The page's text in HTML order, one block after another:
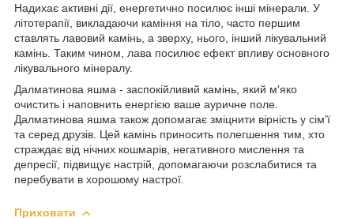
Надихає активні дії, енергетично посилює інші мінерали. У
літотерапії, викладаючи каміння на тіло, часто першим
ставлять лавовий камінь, а зверху, нього, інший лікувальний
камінь. Таким чином, лава посилює ефект впливу основного
лікувального мінералу.
Далматинова яшма - заспокійливий камінь, який м'яко
очистить і наповнить енергією ваше ауричне поле.
Далматинова яшма також допомагає зміцнити вірність у сім'ї
та серед друзів. Цей камінь приносить полегшення тим, хто
страждає від нічних кошмарів, негативного мислення та
депресії, підвищує настрій, допомагаючи розслабитися та
перебувати в хорошому настрої.
Приховати